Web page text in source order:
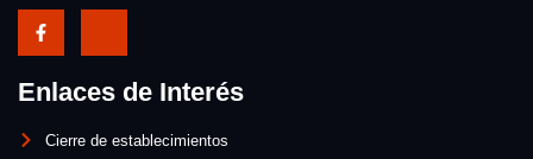
Enlaces de Interés
Cierre de establecimientos